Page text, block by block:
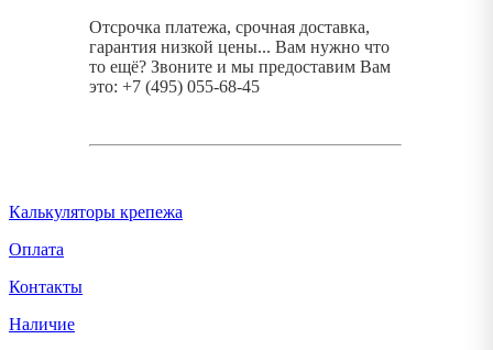
Отсрочка платежа, срочная доставка,
гарантия низкой цены... Вам нужно что
то ещё? Звоните и мы предоставим Вам
это: +7 (495) 055-68-45
Калькуляторы крепежа
Оплата
Контакты
Наличие